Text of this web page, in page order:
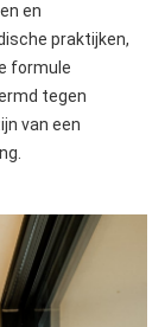
en
praktijken,
formule
tegen
van een